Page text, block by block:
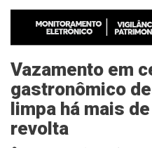
Vazamento em
gastronômico
limpa há mais
revolta